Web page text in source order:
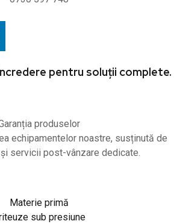
pentru soluții complete.
produselor
echipamentelor noastre, susținută de
servicii post-vânzare dedicate.
Materie primă
sub presiune